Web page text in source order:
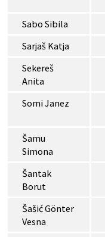
Sabo Sibila
Sarjaš Katja
Sekereš
Anita
Somi Janez
Šamu
Simona
Šantak
Borut
Šašić Gönter
Vesna